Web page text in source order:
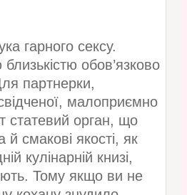
гарного сексу.
обов’язково
партнерки,
малоприємно
статевий орган, що
й смакові якості, як
кулінарній книзі,
Тому якщо ви не